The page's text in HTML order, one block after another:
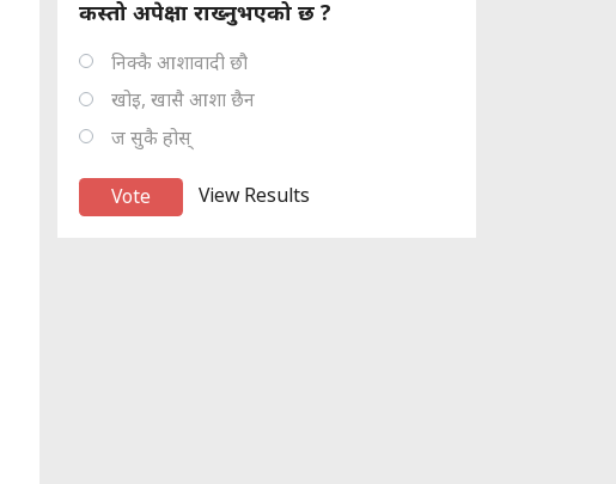
कस्तो अपेक्षा राख्नुभएको छ ?
निक्कै आशावादी छौ
खोइ, खासै आशा छैन
ज सुकै होस्
View Results